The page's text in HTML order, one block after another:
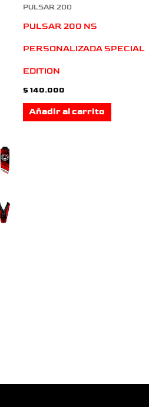
PULSAR 200
PULSAR 200 NS
PERSONALIZADA SPECIAL
EDITION
$ 140.000
Añadir al carrito